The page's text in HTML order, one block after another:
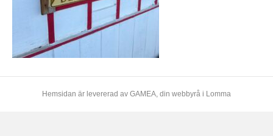
Hemsidan är levererad av GAMEA, din webbyrå i Lomma